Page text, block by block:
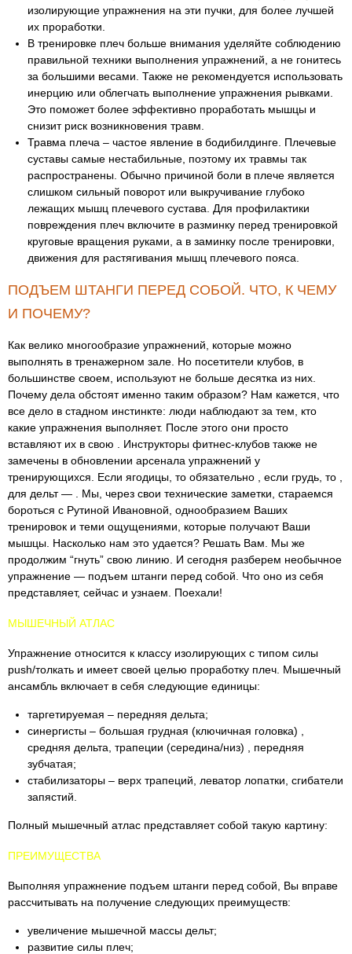
изолирующие упражнения на эти пучки, для более лучшей
их проработки.
В тренировке плеч больше внимания уделяйте соблюдению
правильной техники выполнения упражнений, а не гонитесь
за большими весами. Также не рекомендуется использовать
инерцию или облегчать выполнение упражнения рывками.
Это поможет более эффективно проработать мышцы и
снизит риск возникновения травм.
Травма плеча – частое явление в бодибилдинге. Плечевые
суставы самые нестабильные, поэтому их травмы так
распространены. Обычно причиной боли в плече является
слишком сильный поворот или выкручивание глубоко
лежащих мышц плечевого сустава. Для профилактики
повреждения плеч включите в разминку перед тренировкой
круговые вращения руками, а в заминку после тренировки,
движения для растягивания мышц плечевого пояса.
ПОДЪЕМ ШТАНГИ ПЕРЕД СОБОЙ. ЧТО, К ЧЕМУ
И ПОЧЕМУ?
Как велико многообразие упражнений, которые можно
выполнять в тренажерном зале. Но посетители клубов, в
большинстве своем, используют не больше десятка из них.
Почему дела обстоят именно таким образом? Нам кажется, что
все дело в стадном инстинкте: люди наблюдают за тем, кто
какие упражнения выполняет. После этого они просто
вставляют их в свою . Инструкторы фитнес-клубов также не
замечены в обновлении арсенала упражнений у
тренирующихся. Если ягодицы, то обязательно , если грудь, то ,
для дельт — . Мы, через свои технические заметки, стараемся
бороться с Рутиной Ивановной, однообразием Ваших
тренировок и теми ощущениями, которые получают Ваши
мышцы. Насколько нам это удается? Решать Вам. Мы же
продолжим “гнуть” свою линию. И сегодня разберем необычное
упражнение — подъем штанги перед собой. Что оно из себя
представляет, сейчас и узнаем. Поехали!
МЫШЕЧНЫЙ АТЛАС
Упражнение относится к классу изолирующих с типом силы
push/толкать и имеет своей целью проработку плеч. Мышечный
ансамбль включает в себя следующие единицы:
таргетируемая – передняя дельта;
синергисты – большая грудная (ключичная головка) ,
средняя дельта, трапеции (середина/низ) , передняя
зубчатая;
стабилизаторы – верх трапеций, леватор лопатки, сгибатели
запястий.
Полный мышечный атлас представляет собой такую картину:
ПРЕИМУЩЕСТВА
Выполняя упражнение подъем штанги перед собой, Вы вправе
рассчитывать на получение следующих преимуществ:
увеличение мышечной массы дельт;
развитие силы плеч;